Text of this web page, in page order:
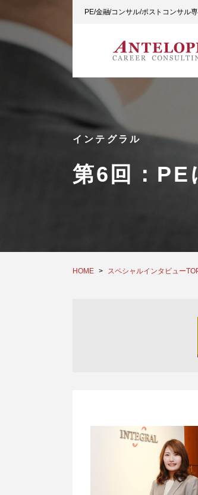
PE/金融/コンサル/ポストコンサル
インテグラル
第6回：PE
HOME スペシャルインタビュー